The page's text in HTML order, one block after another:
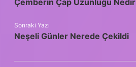
Çemberin Çap Uzunluğu Nedir
Sonraki Yazı
Neşeli Günler Nerede Çekildi